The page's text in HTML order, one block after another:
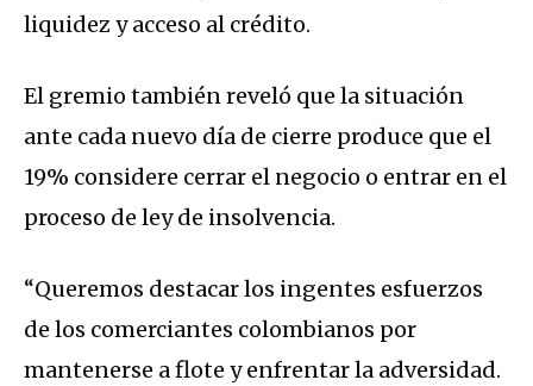
liquidez y acceso al crédito.
El gremio también reveló que la situación
ante cada nuevo día de cierre produce que el
19% considere cerrar el negocio o entrar en el
proceso de ley de insolvencia.
“Queremos destacar los ingentes esfuerzos
de los comerciantes colombianos por
mantenerse a flote y enfrentar la adversidad.